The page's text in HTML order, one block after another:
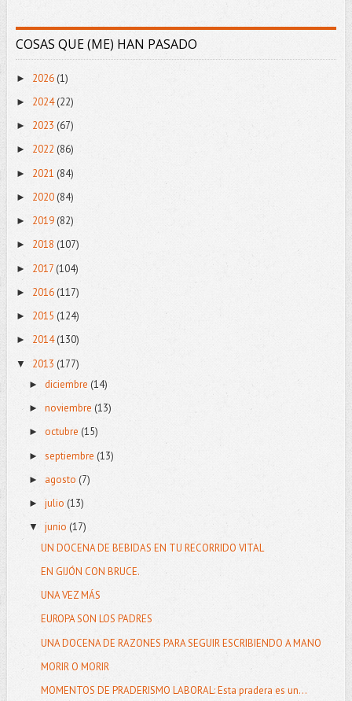
COSAS QUE (ME) HAN PASADO
► 2026(1)
► 2024(22)
► 2023 (67)
► 2022 (86)
► 2021 (84)
► 2020(84)
► 2019 (82)
► 2018 (107)
► 2017(104)
► 2016(117)
► 2015 (124)
► 2014(130)
▼ 2013 (177)
► diciembre (14)
► noviembre (13)
► octubre (15)
► septiembre (13)
► agosto (7)
► julio (13)
▼ junio (17)
UN DOCENA DE BEBIDAS EN TU RECORRIDO VITAL
EN GIJÓN CON BRUCE.
UNA VEZ MÁS
EUROPA SON LOS PADRES
UNA DOCENA DE RAZONES PARA SEGUIR ESCRIBIENDO A MANO
MORIR O MORIR
MOMENTOS DE PRADERISMO LABORAL: Esta pradera es un...